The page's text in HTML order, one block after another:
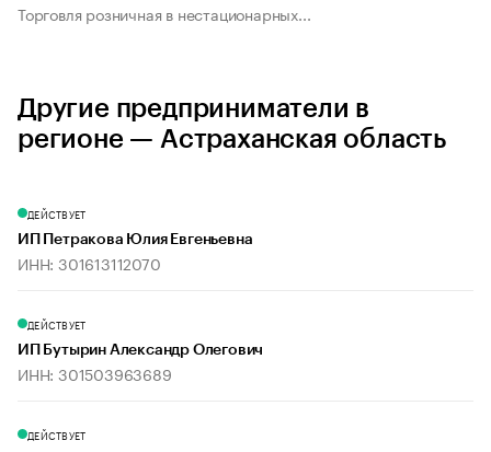
Торговля розничная в нестационарных...
Другие предприниматели в
регионе — Астраханская область
ДЕЙСТВУЕТ
ИП Петракова Юлия Евгеньевна
ИНН: 301613112070
ДЕЙСТВУЕТ
ИП Бутырин Александр Олегович
ИНН: 301503963689
ДЕЙСТВУЕТ